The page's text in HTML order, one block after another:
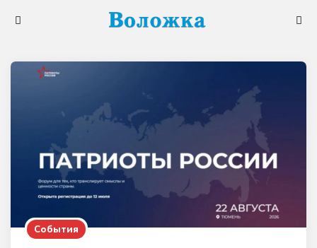
События